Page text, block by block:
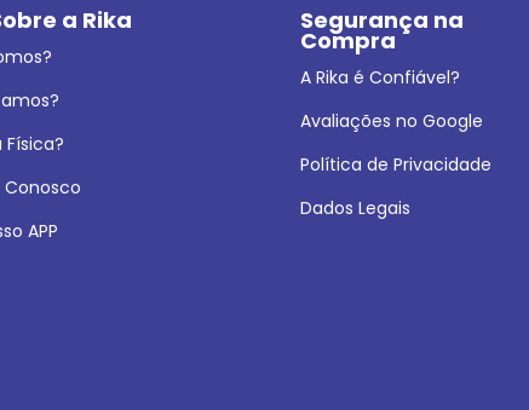
a Rika
Física?
Conosco
APP
Segurança na
Compra
A Rika é Confiável?
Avaliações no Google
Política de Privacidade
Dados Legais